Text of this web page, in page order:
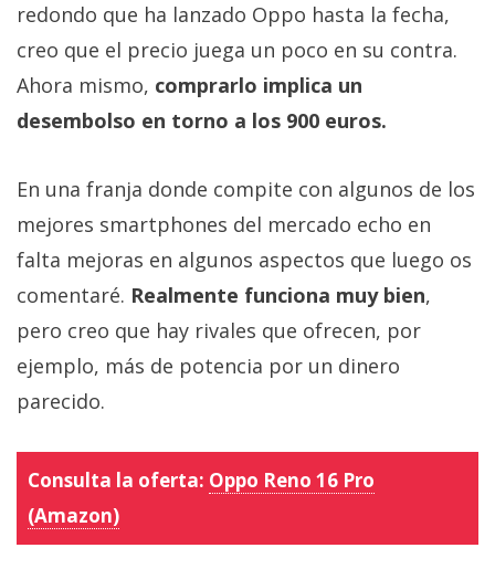
redondo que ha lanzado Oppo hasta la fecha,
creo que el precio juega un poco en su contra.
Ahora mismo, comprarlo implica un
desembolso en torno a los 900 euros.
En una franja donde compite con algunos de los
mejores smartphones del mercado echo en
falta mejoras en algunos aspectos que luego os
comentaré. Realmente funciona muy bien,
pero creo que hay rivales que ofrecen, por
ejemplo, más de potencia por un dinero
parecido.
Consulta la oferta: Oppo Reno 16 Pro
(Amazon)